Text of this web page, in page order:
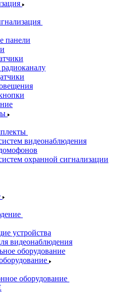
панели
видеонаблюдения
охранной сигнализации
устройства
видеонаблюдения
оборудование
оборудование